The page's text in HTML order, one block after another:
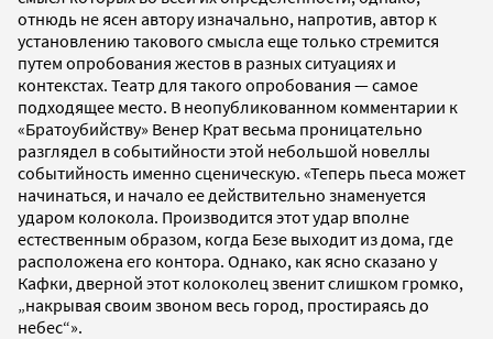
отнюдь не ясен автору изначально, напротив, автор к
установлению такового смысла еще только стремится
путем опробования жестов в разных ситуациях и
контекстах. Театр для такого опробования — самое
подходящее место. В неопубликованном комментарии к
«Братоубийству» Венер Крат весьма проницательно
разглядел в событийности этой небольшой новеллы
событийность именно сценическую. «Теперь пьеса может
начинаться, и начало ее действительно знаменуется
ударом колокола. Производится этот удар вполне
естественным образом, когда Безе выходит из дома, где
расположена его контора. Однако, как ясно сказано у
Кафки, дверной этот колоколец звенит слишком громко,
„накрывая своим звоном весь город, простираясь до
небес“».